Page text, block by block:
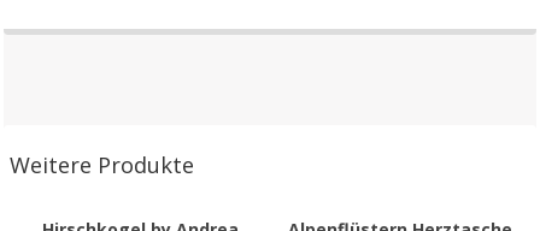
Weitere Produkte